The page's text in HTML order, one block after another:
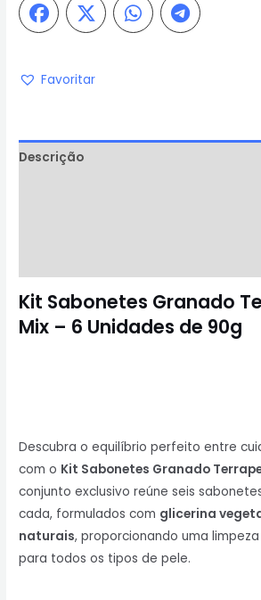
Favoritar
Descrição
Kit Sabonetes Granado
Mix – 6 Unidades de 90g
Descubra o equilíbrio perfeito entre
com o Kit Sabonetes Granado
conjunto exclusivo reúne seis
cada, formulados com glicerina
naturais, proporcionando uma
para todos os tipos de pele.